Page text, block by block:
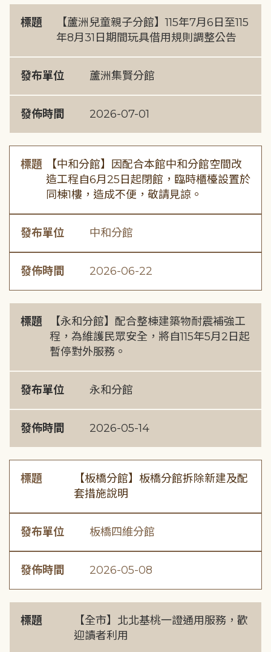
標題
【蘆洲兒童親子分館】115年7月6日至115
年8月31日期間玩具借用規則調整公告
發布單位 蘆洲集賢分館
發佈時間 2026-07-01
標題
【中和分館】因配合本館中和分館空間改
造工程自6月25日起閉館，臨時櫃檯設置於
同棟1樓，造成不便，敬請見諒。
發布單位 中和分館
發佈時間 2026-06-22
標題
【永和分館】配合整棟建築物耐震補強工
程，為維護民眾安全，將自115年5月2日起
暫停對外服務。
發布單位 永和分館
發佈時間 2026-05-14
標題
【板橋分館】板橋分館拆除新建及配
套措施說明
發布單位 板橋四維分館
發佈時間 2026-05-08
標題
【全市】北北基桃一證通用服務，歡
迎讀者利用